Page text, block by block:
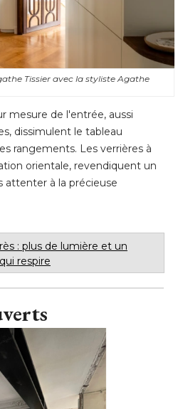
Tissier avec la styliste Agathe
mesure de l'entrée, aussi
dissimulent le tableau
rangements. Les verrières à
attenter à la précieuse
respire